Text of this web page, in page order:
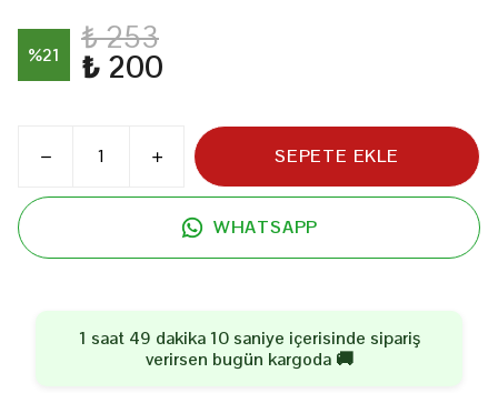
%21 ₺ 253
₺ 200
SEPETE EKLE
WHATSAPP
1 saat 49 dakika 10 saniye içerisinde sipariş
verirsen bugün kargoda 🚚